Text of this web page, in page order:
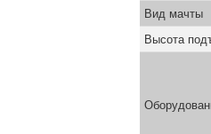
Вид мачты
Высота